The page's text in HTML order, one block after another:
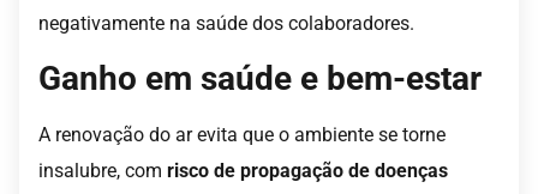
negativamente na saúde dos colaboradores.
Ganho em saúde e bem-estar
A renovação do ar evita que o ambiente se torne
insalubre, com risco de propagação de doenças